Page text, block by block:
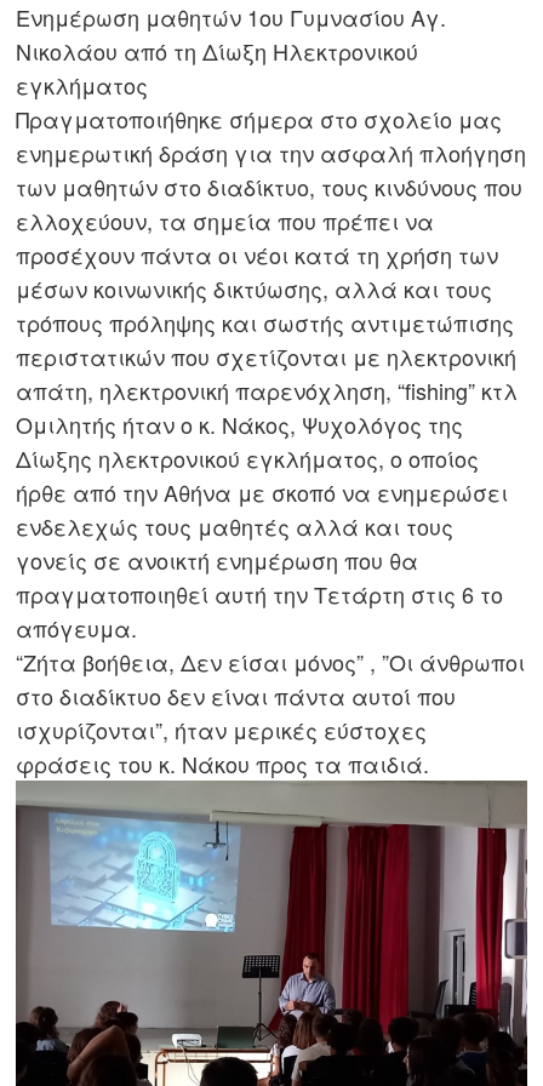
Eνημέρωση μαθητών 1ου Γυμνασίου Αγ.
Νικολάου από τη Δίωξη Ηλεκτρονικού
εγκλήματος
Πραγματοποιήθηκε σήμερα στο σχολείο μας
ενημερωτική δράση για την ασφαλή πλοήγηση
των μαθητών στο διαδίκτυο, τους κινδύνους που
ελλοχεύουν, τα σημεία που πρέπει να
προσέχουν πάντα οι νέοι κατά τη χρήση των
μέσων κοινωνικής δικτύωσης, αλλά και τους
τρόπους πρόληψης και σωστής αντιμετώπισης
περιστατικών που σχετίζονται με ηλεκτρονική
απάτη, ηλεκτρονική παρενόχληση, “fishing” κτλ
Ομιλητής ήταν ο κ. Νάκος, Ψυχολόγος της
Δίωξης ηλεκτρονικού εγκλήματος, ο οποίος
ήρθε από την Αθήνα με σκοπό να ενημερώσει
ενδελεχώς τους μαθητές αλλά και τους
γονείς σε ανοικτή ενημέρωση που θα
πραγματοποιηθεί αυτή την Τετάρτη στις 6 το
απόγευμα.
“Ζήτα βοήθεια, Δεν είσαι μόνος” , ”Οι άνθρωποι
στο διαδίκτυο δεν είναι πάντα αυτοί που
ισχυρίζονται”, ήταν μερικές εύστοχες
φράσεις του κ. Νάκου προς τα παιδιά.